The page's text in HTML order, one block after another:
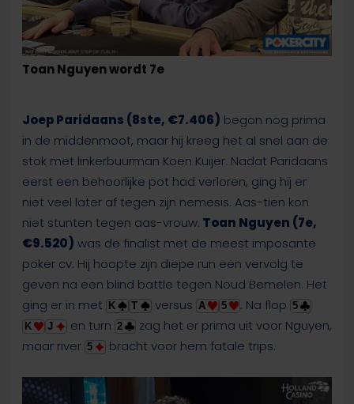
Toan Nguyen wordt 7e
Joep Paridaans (8ste, €7.406) begon nog prima
in de middenmoot, maar hij kreeg het al snel aan de
stok met linkerbuurman Koen Kuijer. Nadat Paridaans
eerst een behoorlijke pot had verloren, ging hij er
niet veel later af tegen zijn nemesis. Aas-tien kon
niet stunten tegen aas-vrouw. Toan Nguyen (7e,
€9.520) was de finalist met de meest imposante
poker cv. Hij hoopte zijn diepe run een vervolg te
geven na een blind battle tegen Noud Bemelen. Het
ging er in met
K T versus A 5 . Na flop 5
K
J en turn 2
zag het er prima uit voor Nguyen,
maar river 5 bracht voor hem fatale trips.